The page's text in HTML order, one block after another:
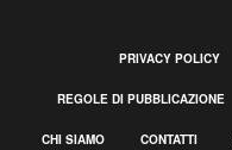
PRIVACY POLICY
REGOLE DI PUBBLICAZIONE
CHI SIAMO CONTATTI